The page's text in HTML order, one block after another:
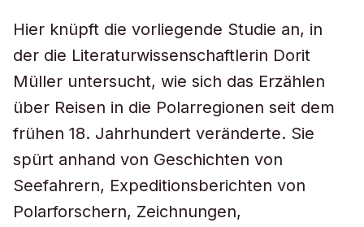
Hier knüpft die vorliegende Studie an, in
der die Literaturwissenschaftlerin Dorit
Müller untersucht, wie sich das Erzählen
über Reisen in die Polarregionen seit dem
frühen 18. Jahrhundert veränderte. Sie
spürt anhand von Geschichten von
Seefahrern, Expeditionsberichten von
Polarforschern, Zeichnungen,